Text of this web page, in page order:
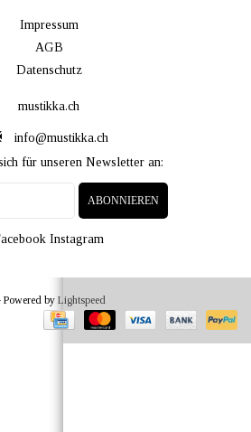
Impressum
AGB
Datenschutz
mustikka.ch
info@mustikka.ch
für unseren Newsletter an:
ABONNIEREN
Instagram
by Lightspeed